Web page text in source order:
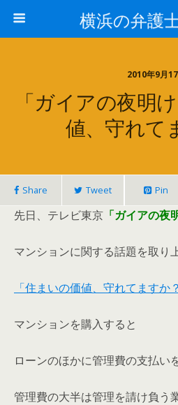
横浜の弁護
2010年9月
「ガイアの夜明
値、守れて
Share Tweet Pin
先日、テレビ東京 「ガイアの夜
マンションに関する話題を取り
「住まいの価値、守れてますか
マンションを購入すると
ローンのほかに管理費の支払い
管理費の大半は管理を請け負う